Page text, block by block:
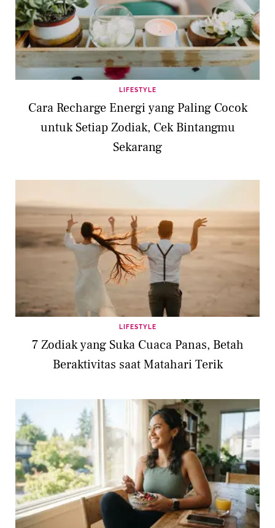
LIFESTYLE
Cara Recharge Energi yang Paling Cocok
untuk Setiap Zodiak, Cek Bintangmu
Sekarang
LIFESTYLE
7 Zodiak yang Suka Cuaca Panas, Betah
Beraktivitas saat Matahari Terik